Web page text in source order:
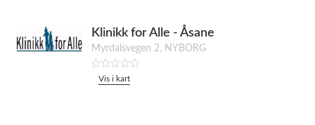
Klinikk for Alle - Åsane
Myrdalsvegen 2, NYBORG
Vis i kart